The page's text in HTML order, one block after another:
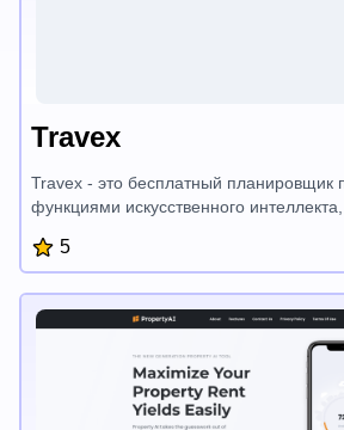
Travex
Travex - это бесплатный планировщик
функциями искусственного
Благодаря интуитивно понятному
функциям вы можете быстро создавать
направления и получать советы по
максимально использовать свою
процесс планирования отпуска,
сосредоточиться на наслаждении
5